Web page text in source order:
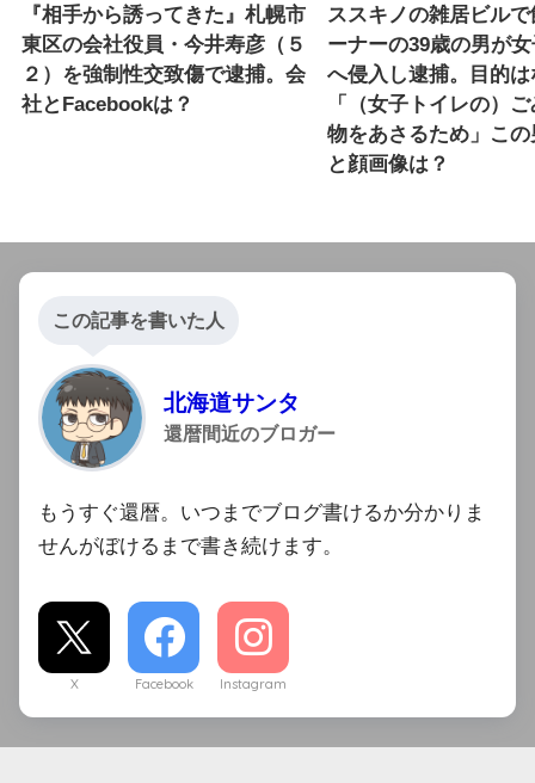
『相手から誘ってきた』札幌市
東区の会社役員・今井寿彦（５
２）を強制性交致傷で逮捕。会
社とFacebookは？
ススキノの雑居ビル
ーナーの39歳の男が
へ侵入し逮捕。目的
「（女子トイレの）
物をあさるため」こ
と顔画像は？
この記事を書いた人
北海道サンタ
還暦間近のブロガー
もうすぐ還暦。いつまでブログ書けるか分かりま
せんがぼけるまで書き続けます。
X Facebook Instagram